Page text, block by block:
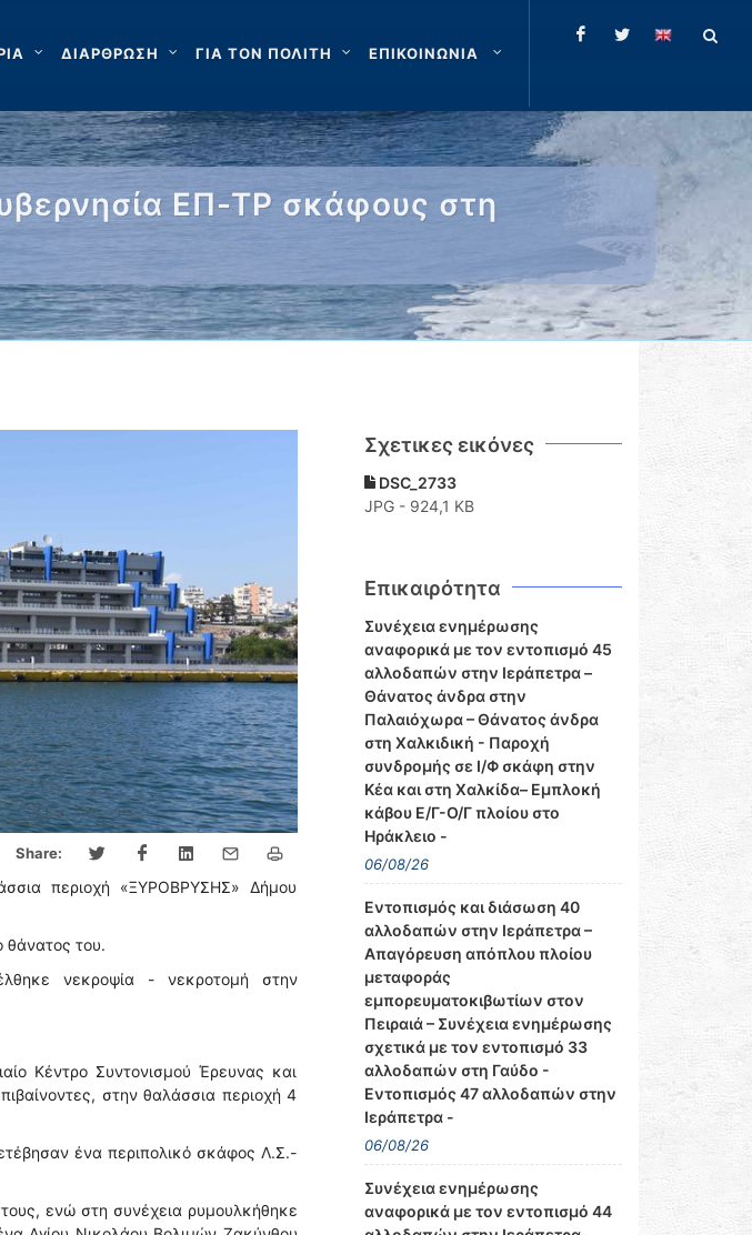
ΔΙΑΡΘΡΩΣΗ ΓΙΑ ΤΟΝ ΠΟΛΙΤΗ ΕΠΙΚΟΙΝΩΝΙΑ
ΕΠ-ΤΡ σκάφους στη
Share:
περιοχή «ΞΥΡΟΒΡΥΣΗΣ» Δήμου
θάνατος του.
νεκροψία - νεκροτομή στην
Κέντρο Συντονισμού Έρευνας και
στην θαλάσσια περιοχή 4
ένα περιπολικό σκάφος Λ.Σ.-
ενώ στη συνέχεια ρυμουλκήθηκε
Σχετικες εικόνες
DSC_2733
JPG - 924,1 KB
Επικαιρότητα
Συνέχεια ενημέρωσης
αναφορικά με τον εντοπισμό 45
αλλοδαπών στην Ιεράπετρα –
Θάνατος άνδρα στην
Παλαιόχωρα – Θάνατος άνδρα
στη Χαλκιδική - Παροχή
συνδρομής σε Ι/Φ σκάφη στην
Κέα και στη Χαλκίδα– Εμπλοκή
κάβου Ε/Γ-Ο/Γ πλοίου στο
Ηράκλειο -
06/08/26
Εντοπισμός και διάσωση 40
αλλοδαπών στην Ιεράπετρα –
Απαγόρευση απόπλου πλοίου
μεταφοράς
εμπορευματοκιβωτίων στον
Πειραιά – Συνέχεια ενημέρωσης
σχετικά με τον εντοπισμό 33
αλλοδαπών στη Γαύδο -
Εντοπισμός 47 αλλοδαπών στην
Ιεράπετρα -
06/08/26
Συνέχεια ενημέρωσης
αναφορικά με τον εντοπισμό 44